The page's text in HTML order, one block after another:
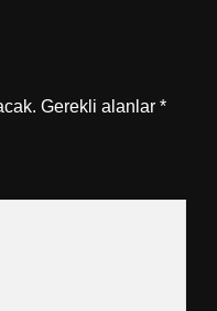
Gerekli alanlar *